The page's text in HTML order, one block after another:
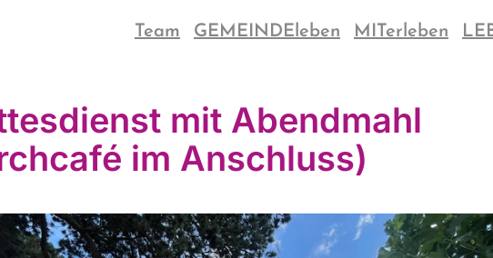
Team GEMEINDEleben MITerleben
mit Abendmahl
im Anschluss)